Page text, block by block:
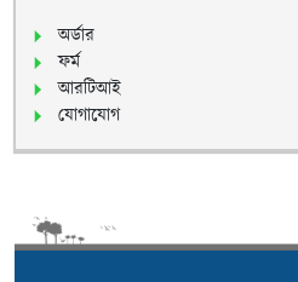
অর্ডার
ফর্ম
আরটিআই
যোগাযোগ